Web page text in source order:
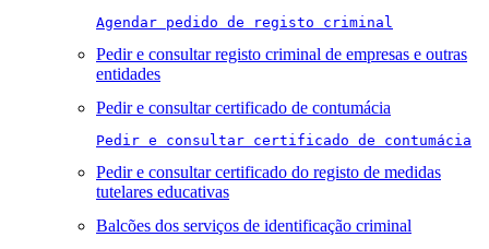
Agendar pedido de registo criminal
Pedir e consultar registo criminal de empresas e outras
entidades
Pedir e consultar certificado de contumácia
Pedir e consultar certificado de contumácia
Pedir e consultar certificado do registo de medidas
tutelares educativas
Balcões dos serviços de identificação criminal